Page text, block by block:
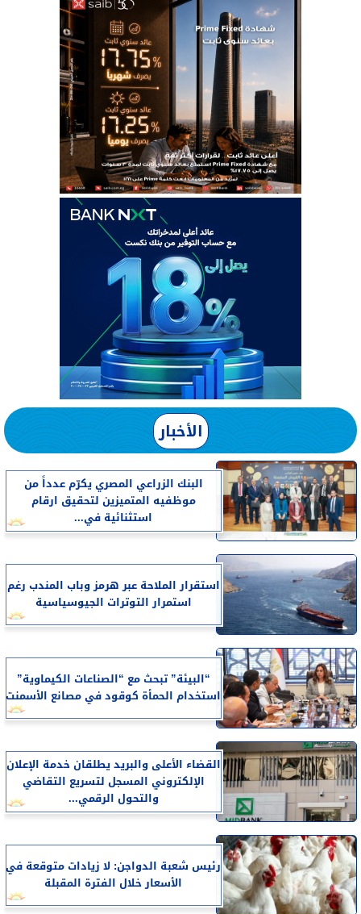
الأخبار
البنك الزراعي المصري يكرّم عدداً من
موظفيه المتميزين لتحقيق ارقام
استثنائية في...
استقرار الملاحة عبر هرمز وباب المندب رغم
استمرار التوترات الجيوسياسية
“البيئة” تبحث مع “الصناعات الكيماوية”
استخدام الحمأة كوقود في مصانع الأسمنت
القضاء الأعلى والبريد يطلقان خدمة الإعلان
الإلكتروني المسجل لتسريع التقاضي
والتحول الرقمي...
رئيس شعبة الدواجن: لا زيادات متوقعة في
الأسعار خلال الفترة المقبلة